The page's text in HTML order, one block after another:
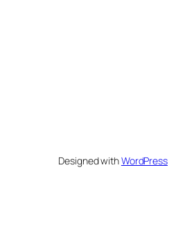
Designed withWordPress